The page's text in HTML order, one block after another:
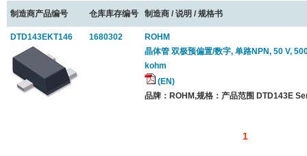
制造商产品编号 仓库库存编号 制造商 / 说明 / 规格书
DTD143EKT146 1680302
ROHM
晶体管 双极预偏置/数字, 单路NPN, 50 V,
kohm
(EN)
品牌：ROHM,规格：产品范围 DTD143E
1